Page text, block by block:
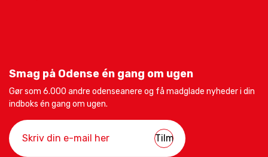
Smag på Odense én gang om ugen
Gør som 6.000 andre odenseanere og få madglade nyheder i din
indboks én gang om ugen.